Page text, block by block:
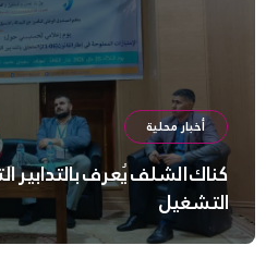
أخبار محلية
كناك الشلف يُعرف بالتدابير
التشغيل